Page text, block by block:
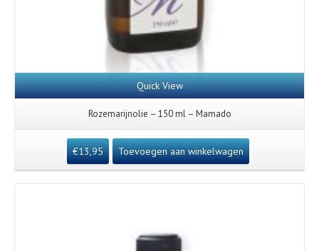
Quick View
Rozemarijnolie – 150 ml – Mamado
€13,95 Toevoegen aan winkelwagen